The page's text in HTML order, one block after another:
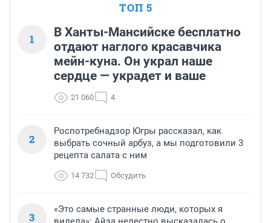
ТОП 5
1
В Ханты-Мансийске бесплатно
отдают наглого красавчика
мейн-куна. Он украл наше
сердце — украдет и ваше
21 060 4
2
Роспотребнадзор Югры рассказал, как
выбрать сочный арбуз, а мы подготовили 3
рецепта салата с ним
14 732 Обсудить
3
«Это самые странные люди, которых я